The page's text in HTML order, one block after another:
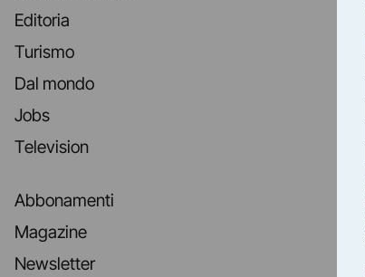
Editoria
Turismo
Dal mondo
Jobs
Television
Abbonamenti
Magazine
Newsletter